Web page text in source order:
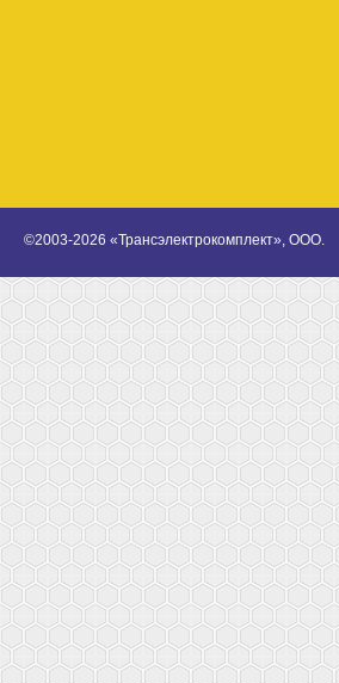
©2003-2026 «Трансэлектрокомплект», ООО.